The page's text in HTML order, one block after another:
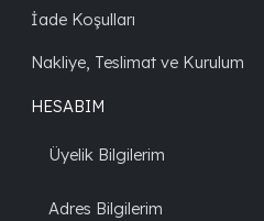
İade Koşulları
Nakliye, Teslimat ve Kurulum
HESABIM
Üyelik Bilgilerim
Adres Bilgilerim